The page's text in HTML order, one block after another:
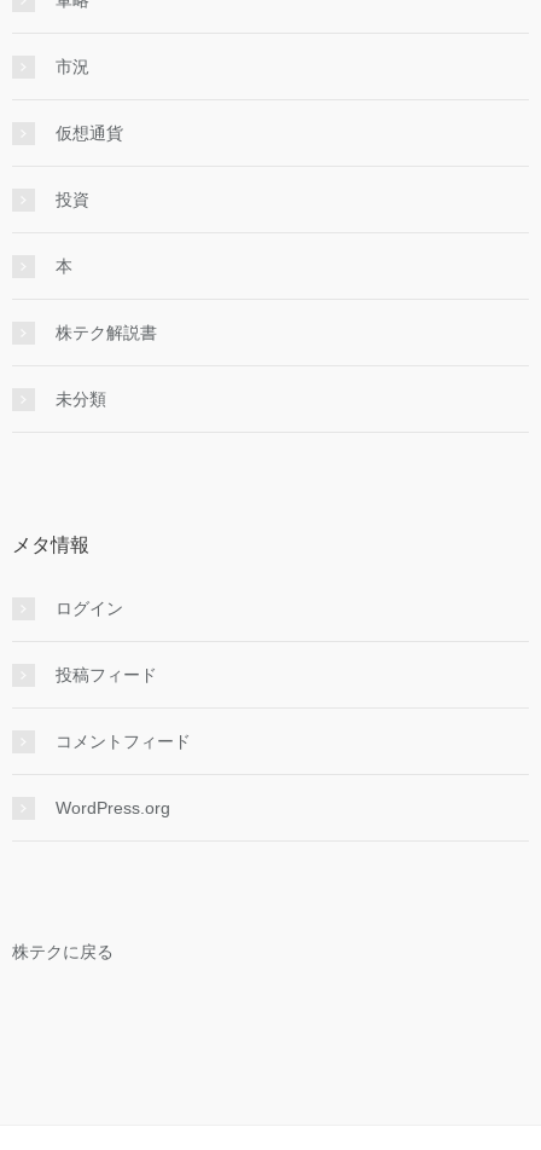
市況
仮想通貨
投資
本
株テク解説書
未分類
メタ情報
ログイン
投稿フィード
コメントフィード
WordPress.org
株テクに戻る